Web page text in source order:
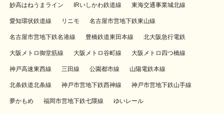
妙高はねうまライン IRいしかわ鉄道線 東海交通事業城北線
愛知環状鉄道線 リニモ 名古屋市営地下鉄東山線
名古屋市営地下鉄名港線 豊橋鉄道東田本線 北大阪急行電鉄
大阪メトロ御堂筋線 大阪メトロ谷町線 大阪メトロ四つ橋線
神戸高速東西線 三田線 公園都市線 山陽電鉄本線
北条鉄道北条線 神戸市営地下鉄西神線 神戸市営地下鉄山手線
夢かもめ 福岡市営地下鉄七隈線 ゆいレール